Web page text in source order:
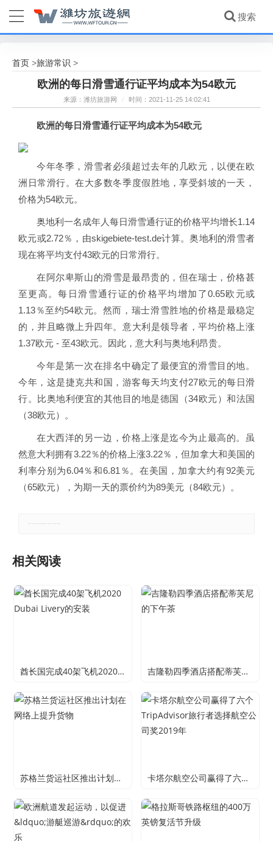
首页 >旅游常识 >
欧洲的每日滑雪通行证平均成本为54欧元
来源：潍坊旅游网 / 时间：2021-11-25 14:02:41
欧洲的每日滑雪通行证平均成本为54欧元
今年冬季，滑雪者必须超过去年的几欧元，以便在欧
洲日常滑行。在大多数冬季度假胜地，享受斜坡的一天，
价格为54欧元。
奥地利一名成年人每日滑雪通行证的价格平均增长1.14
欧元或2.72％，由skigebiete-test.de计算。奥地利的滑雪者
现在将平均支付43欧元的日常滑行。
在阿尔卑斯山的滑雪是最昂贵的，但在瑞士，价格甚
至更高。每日滑雪通行证的价格平均增加了0.65欧元或
1.13％至约54欧元。然而，瑞士滑雪胜地的价格是最稳定
的，并且略微上升四年。意大利是领导者，平均价格上涨
1.37欧元 - 至43欧元。因此，意大利与奥地利昂贵。
今年是第一次在排名中确定了最便宜的滑雪目的地。
今年，这是捷克共和国，游客每天均支付27欧元的每日滑
行。比奥地利便宜的其他目的地是德国（34欧元）和法国
（38欧元）。
在大西洋的另一边，价格上涨是迄今为止最高的。虽
然意大利拥有3.22％的价格上涨3.22％，但加拿大和美国的
利率分别为6.04％和6.81％。在美国，加拿大约有92美元
（65欧元），为期一天的票价约为89美元（84欧元）。
相关阅读
酋长国完成40架飞机2020 Dubai Livery的安装 吉隆勒四季酒店搭配蒂芙尼的下午茶
苏格兰货运社区推出计划在网络上提升货物 卡塔尔航空公司赢得了六个TripAdvisor旅行者选择航空公司奖2019年